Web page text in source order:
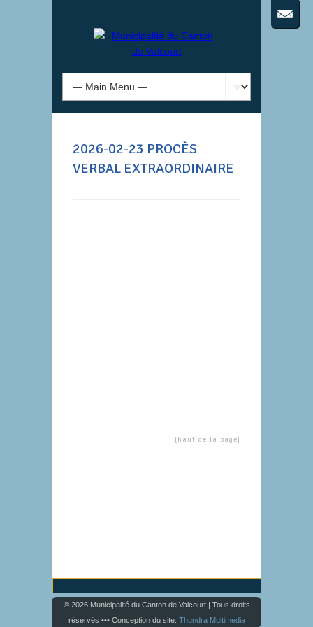
2026-02-23 PROCÈS
VERBAL EXTRAORDINAIRE
[haut de la page]
© 2026 Municipalité du Canton de Valcourt | Tous droits
réservés ••• Conception du site: Thundra Multimedia